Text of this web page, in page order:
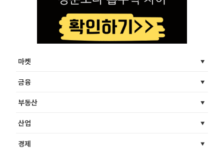
마켓
금융
부동산
산업
경제